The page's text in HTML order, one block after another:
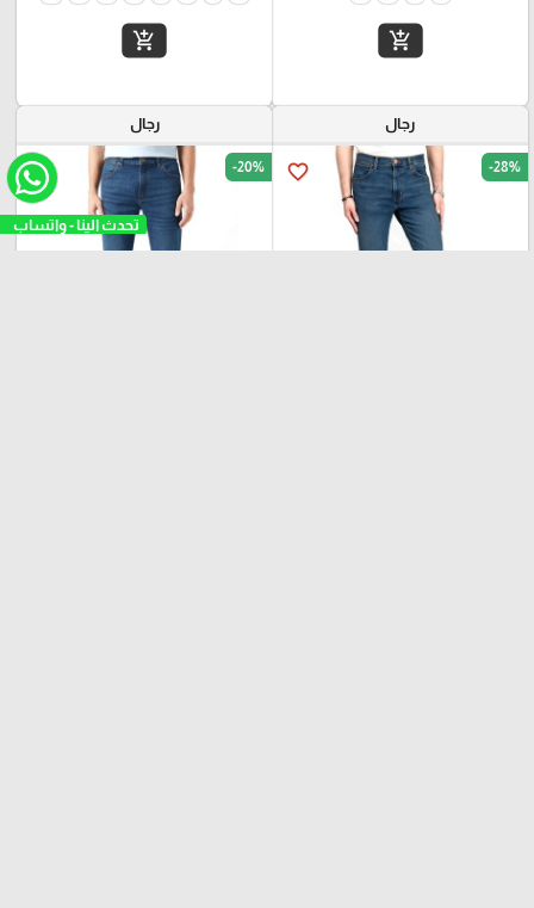
add_shopping_cart
add_shopping_cart
رجال
favorite_border -28%
رجال
favorite_border -20%